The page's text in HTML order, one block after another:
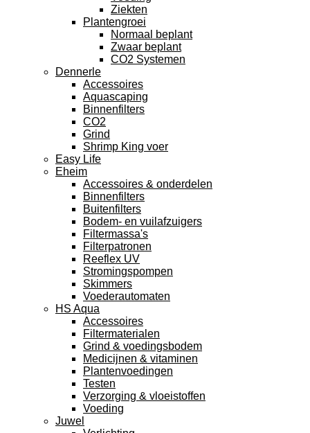
Ziekten
Plantengroei
Normaal beplant
Zwaar beplant
CO2 Systemen
Dennerle
Accessoires
Aquascaping
Binnenfilters
CO2
Grind
Shrimp King voer
Easy Life
Eheim
Accessoires & onderdelen
Binnenfilters
Buitenfilters
Bodem- en vuilafzuigers
Filtermassa's
Filterpatronen
Reeflex UV
Stromingspompen
Skimmers
Voederautomaten
HS Aqua
Accessoires
Filtermaterialen
Grind & voedingsbodem
Medicijnen & vitaminen
Plantenvoedingen
Testen
Verzorging & vloeistoffen
Voeding
Juwel